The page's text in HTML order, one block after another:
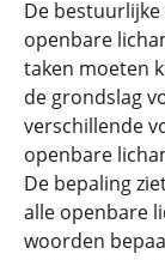
De
openbare
taken moeten
de grondslag
verschillende
openbare
De bepaling
alle openbare
woorden